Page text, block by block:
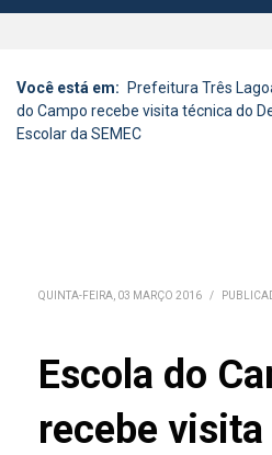
Você está em: Prefeitura Três
do Campo recebe visita técnica do
Escolar da SEMEC
QUINTA-FEIRA, 03 MARÇO 2016 /
Escola do
recebe